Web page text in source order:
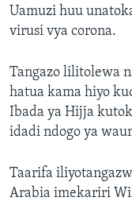
Uamuzi huu
virusi vya corona.
Tangazo lilitolewa
hatua kama hiyo
Ibada ya Hijja
idadi ndogo ya
Taarifa
Arabia imekariri